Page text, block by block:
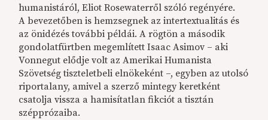
humanistáról, Eliot Rosewaterről szóló regényére.
A bevezetőben is hemzsegnek az intertextualitás és
az önidézés további példái. A rögtön a második
gondolatfürtben megemlített Isaac Asimov – aki
Vonnegut elődje volt az Amerikai Humanista
Szövetség tiszteletbeli elnökeként –, egyben az utolsó
riportalany, amivel a szerző mintegy keretként
csatolja vissza a hamisítatlan fikciót a tisztán
szépprózaiba.